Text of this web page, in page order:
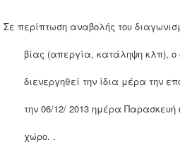
Σε περίπτωση αναβολής του
βίας (απεργία, κατάληψη κλπ), ο
διενεργηθεί την ίδια μέρα την
την 06/12/ 2013ημέρα Παρασκευή
χώρο. .